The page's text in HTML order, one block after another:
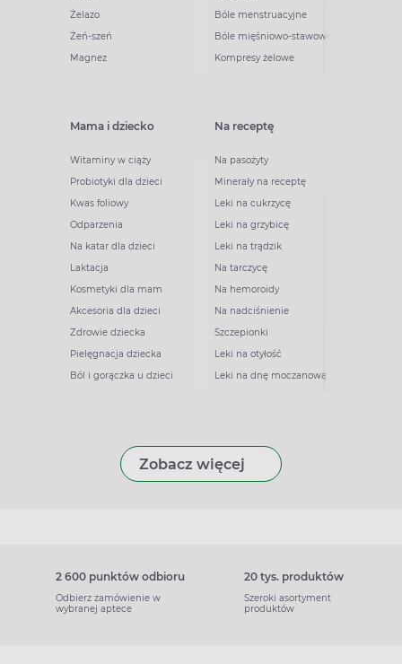
Żelazo
Żeń-szeń
Magnez
Bóle menstruacyjne
Bóle mięśniowo-stawowe
Kompresy żelowe
Mama i dziecko
Witaminy w ciąży
Probiotyki dla dzieci
Kwas foliowy
Odparzenia
Na katar dla dzieci
Laktacja
Kosmetyki dla mam
Akcesoria dla dzieci
Zdrowie dziecka
Pielęgnacja dziecka
Ból i gorączka u dzieci
Na receptę
Na pasożyty
Minerały na receptę
Leki na cukrzycę
Leki na grzybicę
Leki na trądzik
Na tarczycę
Na hemoroidy
Na nadciśnienie
Szczepionki
Leki na otyłość
Leki na dnę moczanową
Zobacz więcej
2 600 punktów odbioru
Odbierz zamówienie w
wybranej aptece
20 tys. produktów
Szeroki asortyment
produktów